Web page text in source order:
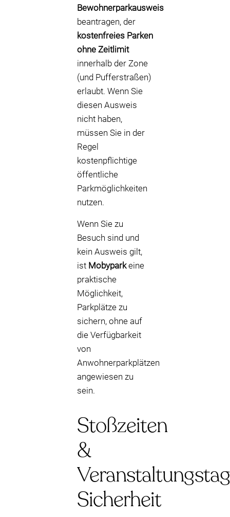
Bewohnerparkausweis
beantragen, der
kostenfreies Parken
ohne Zeitlimit
innerhalb der Zone
(und Pufferstraßen)
erlaubt. Wenn Sie
diesen Ausweis
nicht haben,
müssen Sie in der
Regel
kostenpflichtige
öffentliche
Parkmöglichkeiten
nutzen.
Wenn Sie zu
Besuch sind und
kein Ausweis gilt,
ist Mobyparkeine
praktische
Möglichkeit,
Parkplätze zu
sichern, ohne auf
die Verfügbarkeit
von
Anwohnerparkplätzen
angewiesen zu
sein.
Stoßzeiten
&
Sicherheit